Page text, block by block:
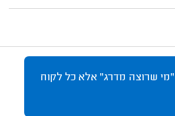
שרוצה מדרג" אלא כל לקוח